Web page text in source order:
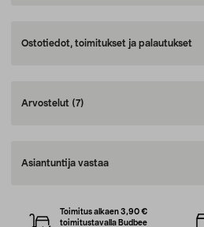
Ostotiedot, toimitukset ja palautukset
Arvostelut (7)
Asiantuntija vastaa
Toimitus alkaen 3,90 €
toimitustavalla Budbee